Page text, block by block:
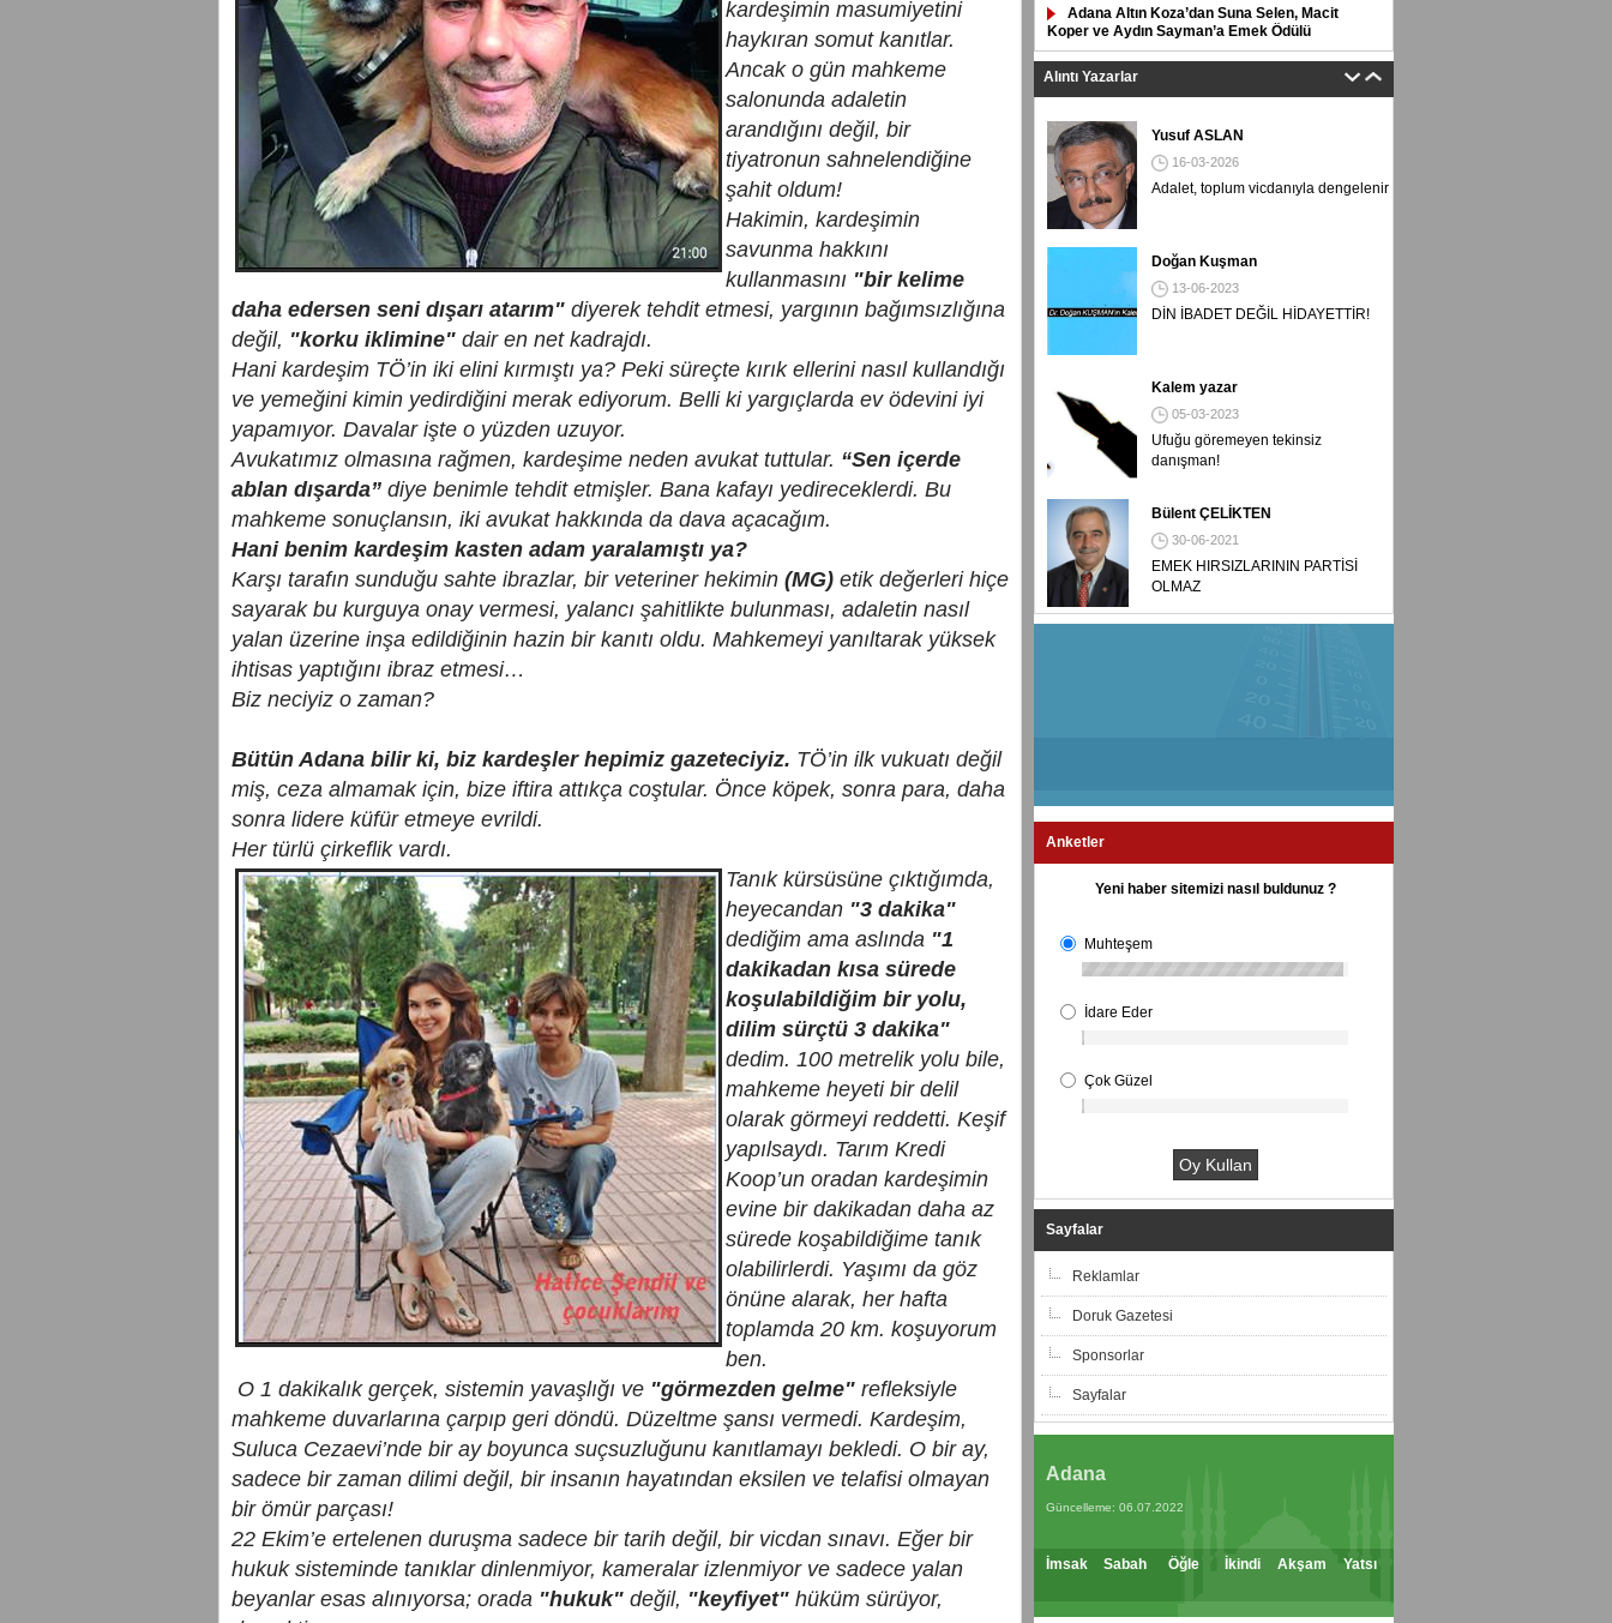
kardeşimin masumiyetini
haykıran somut kanıtlar.
Ancak o gün mahkeme
salonunda adaletin
arandığını değil, bir
tiyatronun sahnelendiğine
şahit oldum!
Hakimin, kardeşimin
savunma hakkını
kullanmasını "bir kelime
daha edersen seni dışarı atarım" diyerek tehdit etmesi, yargının bağımsızlığına
değil, "korku iklimine" dair en net kadrajdı.
Hani kardeşim TÖ’in iki elini kırmıştı ya? Peki süreçte kırık ellerini nasıl kullandığı
ve yemeğini kimin yedirdiğini merak ediyorum. Belli ki yargıçlarda ev ödevini iyi
yapamıyor. Davalar işte o yüzden uzuyor.
Avukatımız olmasına rağmen, kardeşime neden avukat tuttular. “Sen içerde
ablan dışarda” diye benimle tehdit etmişler. Bana kafayı yedireceklerdi. Bu
mahkeme sonuçlansın, iki avukat hakkında da dava açacağım.
Hani benim kardeşim kasten adam yaralamıştı ya?
Karşı tarafın sunduğu sahte ibrazlar, bir veteriner hekimin (MG) etik değerleri hiçe
sayarak bu kurguya onay vermesi, yalancı şahitlikte bulunması, adaletin nasıl
yalan üzerine inşa edildiğinin hazin bir kanıtı oldu. Mahkemeyi yanıltarak yüksek
ihtisas yaptığını ibraz etmesi…
Biz neciyiz o zaman?
Bütün Adana bilir ki, biz kardeşler hepimiz gazeteciyiz. TÖ’in ilk vukuatı değil
miş, ceza almamak için, bize iftira attıkça coştular. Önce köpek, sonra para, daha
sonra lidere küfür etmeye evrildi.
Her türlü çirkeflik vardı.
Tanık kürsüsüne çıktığımda,
heyecandan "3 dakika"
dediğim ama aslında "1
dakikadan kısa sürede
koşulabildiğim bir yolu,
dilim sürçtü 3 dakika"
dedim. 100 metrelik yolu bile,
mahkeme heyeti bir delil
olarak görmeyi reddetti. Keşif
yapılsaydı. Tarım Kredi
Koop’un oradan kardeşimin
evine bir dakikadan daha az
sürede koşabildiğime tanık
olabilirlerdi. Yaşımı da göz
önüne alarak, her hafta
toplamda 20 km. koşuyorum
ben.
O 1 dakikalık gerçek, sistemin yavaşlığı ve "görmezden gelme" refleksiyle
mahkeme duvarlarına çarpıp geri döndü. Düzeltme şansı vermedi. Kardeşim,
Suluca Cezaevi’nde bir ay boyunca suçsuzluğunu kanıtlamayı bekledi. O bir ay,
sadece bir zaman dilimi değil, bir insanın hayatından eksilen ve telafisi olmayan
bir ömür parçası!
22 Ekim’e ertelenen duruşma sadece bir tarih değil, bir vicdan sınavı. Eğer bir
hukuk sisteminde tanıklar dinlenmiyor, kameralar izlenmiyor ve sadece yalan
beyanlar esas alınıyorsa; orada "hukuk" değil, "keyfiyet" hüküm sürüyor,
Adana Altın Koza’dan Suna Selen, Macit
Koper ve Aydın Sayman’a Emek Ödülü
Alıntı Yazarlar
Yusuf ASLAN
16-03-2026
Adalet, toplum vicdanıyla dengelenir
Doğan Kuşman
13-06-2023
DİN İBADET DEĞİL HİDAYETTİR!
Kalem yazar
05-03-2023
Ufuğu göremeyen tekinsiz
danışman!
Bülent ÇELİKTEN
30-06-2021
EMEK HIRSIZLARININ PARTİSİ
OLMAZ
Anketler
Yeni haber sitemizi nasıl buldunuz ?
Muhteşem
İdare Eder
Çok Güzel
Sayfalar
Reklamlar
Doruk Gazetesi
Sponsorlar
Sayfalar
Adana
Güncelleme: 06.07.2022
İmsak Sabah Öğle İkindi Akşam Yatsı